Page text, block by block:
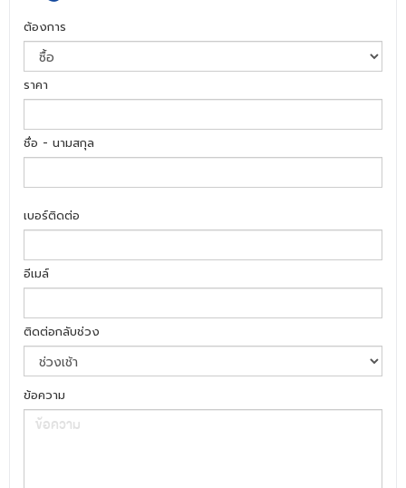
ต้องการ
ราคา
ชื่อ - นามสกุล
เบอร์ติดต่อ
อีเมล์
ติดต่อกลับช่วง
ข้อความ